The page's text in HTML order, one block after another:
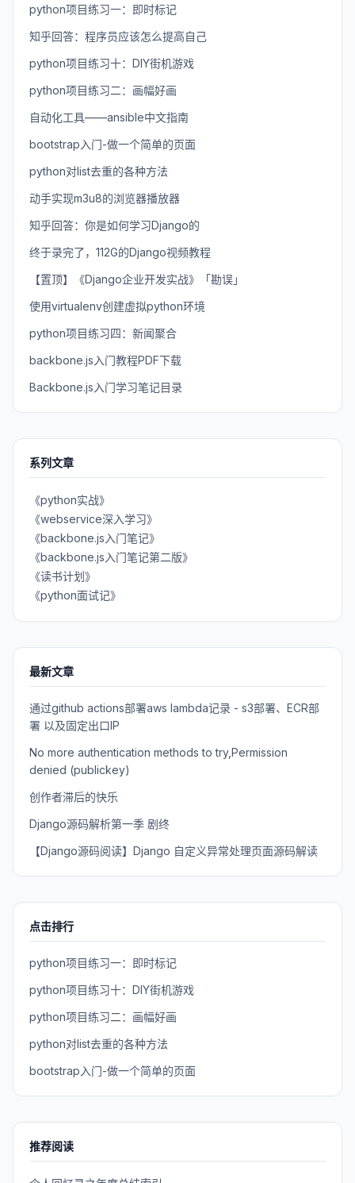
python项目练习一：即时标记
知乎回答：程序员应该怎么提高自己
python项目练习十：DIY街机游戏
python项目练习二：画幅好画
自动化工具——ansible中文指南
bootstrap入门-做一个简单的页面
python对list去重的各种方法
动手实现m3u8的浏览器播放器
知乎回答：你是如何学习Django的
终于录完了，112G的Django视频教程
【置顶】《Django企业开发实战》「勘误」
使用virtualenv创建虚拟python环境
python项目练习四：新闻聚合
backbone.js入门教程PDF下载
Backbone.js入门学习笔记目录
系列文章
《python实战》
《webservice深入学习》
《backbone.js入门笔记》
《backbone.js入门笔记第二版》
《读书计划》
《python面试记》
最新文章
通过github actions部署aws lambda记录 - s3部署、ECR部
署 以及固定出口IP
No more authentication methods to try,Permission
denied (publickey)
创作者滞后的快乐
Django源码解析第一季 剧终
【Django源码阅读】Django 自定义异常处理页面源码解读
点击排行
python项目练习一：即时标记
python项目练习十：DIY街机游戏
python项目练习二：画幅好画
python对list去重的各种方法
bootstrap入门-做一个简单的页面
推荐阅读